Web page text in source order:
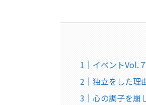
イベントVol.
独立をした理
心の調子を崩